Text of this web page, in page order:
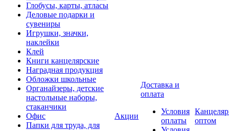
Глобусы, карты, атласы
Деловые подарки и
сувениры
Игрушки, значки,
наклейки
Клей
Книги канцелярские
Наградная продукция
Обложки школьные
Органайзеры, детские
настольные наборы,
стаканчики
Офис
Папки для труда, для
Акции
Доставка и
оплата
Условия
оплаты
оптом